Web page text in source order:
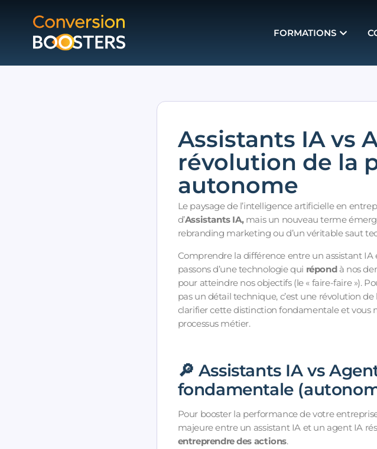
FORMATIONS
Assistants IA vs
révolution de la
autonome
Le paysage de l’intelligence artificielle en
d’Assistants IA,mais un nouveau terme
rebranding marketing ou d’un véritable saut
Comprendre la différence entre un assistant IA
passons d’une technologie qui répondà nos
pour atteindre nos objectifs (le « faire-faire »).
pas un détail technique, c’est une révolution de
clarifier cette distinction fondamentale et
processus métier.
🔎 Assistants IA vs
fondamentale
Pour booster la performance de votre
majeure entre un assistant IA et un agent IA
entreprendre des actions.